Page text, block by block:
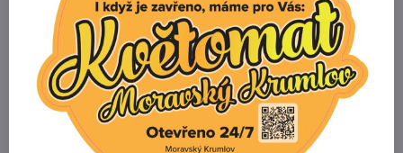
Email
info@zahradnictvikopetka.cz
Zahradnictví Vedrovice